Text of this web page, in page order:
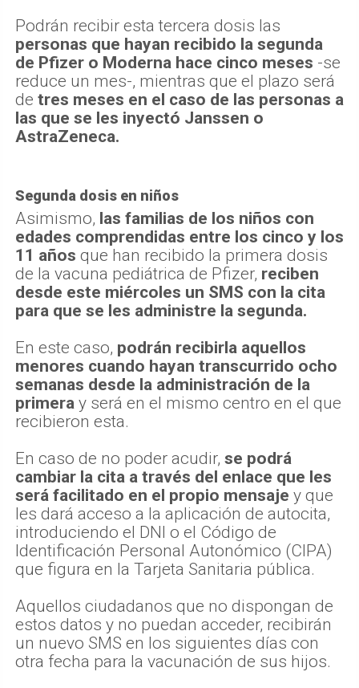
Podrán recibir esta tercera dosis las
personas que hayan recibido la segunda
de Pfizer o Moderna hace cinco meses -se
reduce un mes-, mientras que el plazo será
de tres meses en el caso de las personas a
las que se les inyectó Janssen o
AstraZeneca.
Segunda dosis en niños
Asimismo, las familias de los niños con
edades comprendidas entre los cinco y los
11 años que han recibido la primera dosis
de la vacuna pediátrica de Pfizer, reciben
desde este miércoles un SMS con la cita
para que se les administre la segunda.
En este caso, podrán recibirla aquellos
menores cuando hayan transcurrido ocho
semanas desde la administración de la
primera y será en el mismo centro en el que
recibieron esta.
En caso de no poder acudir, se podrá
cambiar la cita a través del enlace que les
será facilitado en el propio mensaje y que
les dará acceso a la aplicación de autocita,
introduciendo el DNI o el Código de
Identificación Personal Autonómico (CIPA)
que figura en la Tarjeta Sanitaria pública.
Aquellos ciudadanos que no dispongan de
estos datos y no puedan acceder, recibirán
un nuevo SMS en los siguientes días con
otra fecha para la vacunación de sus hijos.